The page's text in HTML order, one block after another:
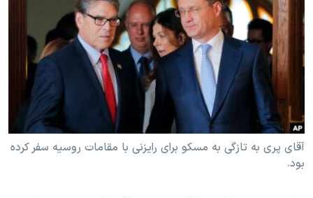
فرهنگ و زندگی
حقوق شهروندی
اقتصادی
علم و فناوری
اسرائیل در جنگ
مستندها
انتخابات ریاست جمهوری آمریکا ۲۰۲۴
حمله جمهوری اسلامی به اسرائیل
رمز مهسا
ورزش زنان در ایران
اعتراضات زن، زندگی، آزادی
دنبال کنید
زبانهای مختلف
آقای پری به تازگی به مسکو برای رایزنی با مقامات روسیه سفر کرده
بود.